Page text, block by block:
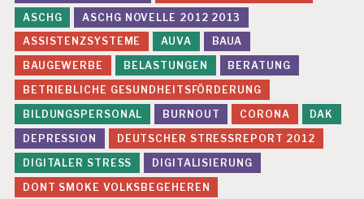
ASCHG
ASCHG NOVELLE 2012 2013
ASSISTENZSYSTEME
AUVA
BAUA
BAUGEWERBE
BELASTUNGEN
BERATUNG
BETRIEBLICHE GESUNDHEITSFÖRDERUNG
BILDUNGSPERSONAL
BURNOUT CORONA
DAK
DEPRESSION
DEUTSCHER STRESSREPORT 2012
DIGITALER STRESS
DIGITALISIERUNG
DONT SMOKE VOLKSBEGEHEREN